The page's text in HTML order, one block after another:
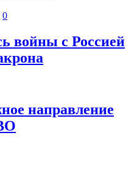
0
войны с Россией
направление